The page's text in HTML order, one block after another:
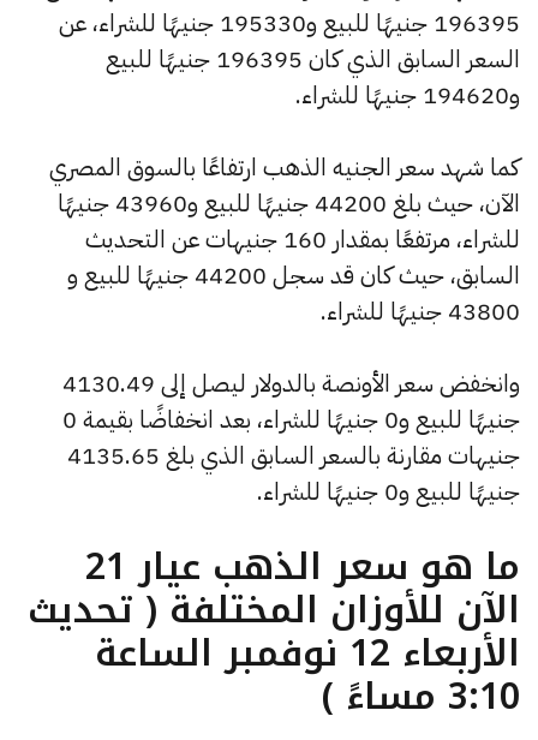
196395 جنيهًا للبيع و195330 جنيهًا للشراء، عن
السعر السابق الذي كان 196395 جنيهًا للبيع
و194620 جنيهًا للشراء.
كما شهد سعر الجنيه الذهب ارتفاعًا بالسوق المصري
الآن، حيث بلغ 44200 جنيهًا للبيع و43960 جنيهًا
للشراء، مرتفعًا بمقدار 160 جنيهات عن التحديث
السابق، حيث كان قد سجل 44200 جنيهًا للبيع و
43800 جنيهًا للشراء.
وانخفض سعر الأونصة بالدولار ليصل إلى 4130.49
جنيهًا للبيع و0 جنيهًا للشراء، بعد انخفاضًا بقيمة 0
جنيهات مقارنة بالسعر السابق الذي بلغ 4135.65
جنيهًا للبيع و0 جنيهًا للشراء.
ما هو سعر الذهب عيار 21
الآن للأوزان المختلفة ( تحديث
الأربعاء 12 نوفمبر الساعة
3:10 مساءً )